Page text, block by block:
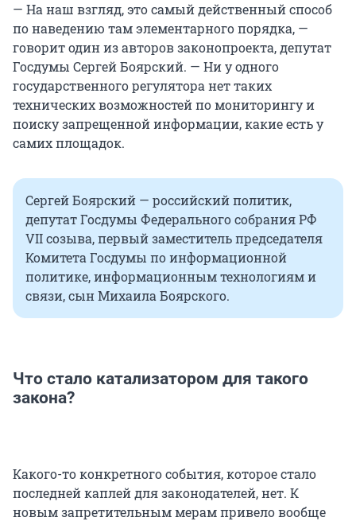
— На наш взгляд, это самый действенный способ
по наведению там элементарного порядка, —
говорит один из авторов законопроекта, депутат
Госдумы Сергей Боярский. — Ни у одного
государственного регулятора нет таких
технических возможностей по мониторингу и
поиску запрещенной информации, какие есть у
самих площадок.
Сергей Боярский — российский политик,
депутат Госдумы Федерального собрания РФ
VII созыва, первый заместитель председателя
Комитета Госдумы по информационной
политике, информационным технологиям и
связи, сын Михаила Боярского.
Что стало катализатором для такого
закона?
Какого-то конкретного события, которое стало
последней каплей для законодателей, нет. К
новым запретительным мерам привело вообще